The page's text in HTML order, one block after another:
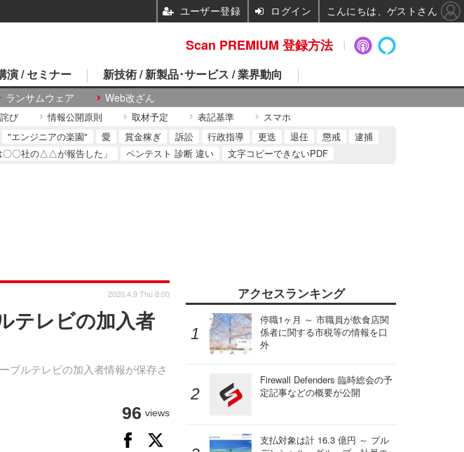
ランサムウェア Web改ざん
演 / セミナー 新技術 / 新製品･サービス / 業界動向
び 情報公開原則 取材予定 表記基準 スマホ
"エンジニアの楽園" 愛 賞金稼ぎ 訴訟 行政指導 更迭 退任 懲戒
逮捕
〇〇社の△△が報告した」
ペンテスト 診断 違い 文字コピーできないPDF
テレビの加入者
ブルテレビの加入者情報が保存さ
2020.4.9 Thu 8:00
96 views
アクセスランキング
停職1ヶ月 ～ 市職員が飲食店関
係者に関する市税等の情報を口
外
Firewall Defenders 臨時総会の予
定記事などの概要が公開
支払対象は計 16.3 億円 ～ プル
Scan PREMIUM 登録方法
ユーザー登録 ログイン こんにちは、ゲストさん